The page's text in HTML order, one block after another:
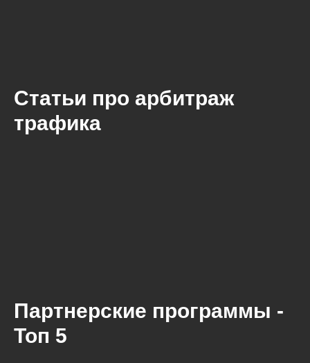
Статьи про арбитраж
трафика
Партнерские программы -
Топ 5